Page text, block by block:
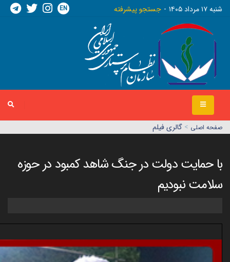
شنبه ١٧ مرداد ١٤٠٥ جستجو پیشرفته EN
صفحه اصلي > گالری فیلم
با حمایت دولت در جنگ شاهد کمبود در حوزه
سلامت نبودیم